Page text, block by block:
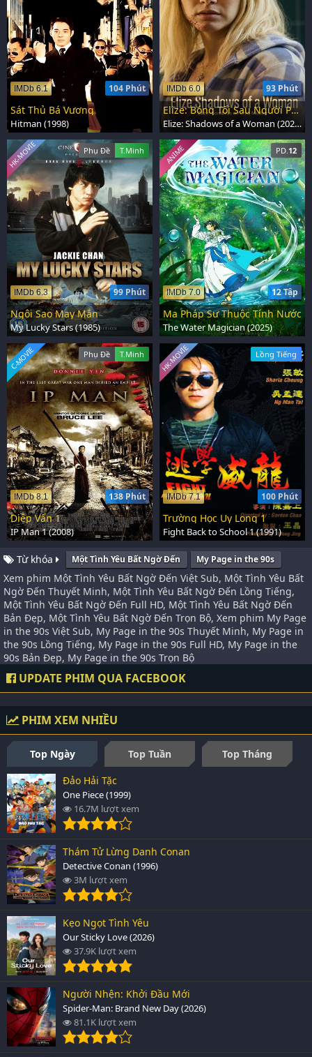
104 Phút
IMDb 6.1
Sát Thủ Bá Vương
Hitman (1998)
93 Phút
IMDb 6.0
Elize: Bóng Tối Sau Người Phụ Nữ
Elize: Shadows of a Woman (2026)
Phụ Đề T.Minh
99 Phút
IMDb 6.3
HK-MOVIE
Ngôi Sao May Mắn
My Lucky Stars (1985)
PD.12
12 Tập
IMDb 7.0
ANIME
Ma Pháp Sư Thuộc Tính Nước
The Water Magician (2025)
Phụ Đề T.Minh
138 Phút
IMDb 8.1
C-MOVIE
Diệp Vấn 1
IP Man 1 (2008)
Lồng Tiếng
100 Phút
IMDb 7.1
HK-MOVIE
Trường Học Uy Long 1
Fight Back to School 1 (1991)
Từ khóa Một Tình Yêu Bất Ngờ Đến My Page in the 90s
Xem phim Một Tình Yêu Bất Ngờ Đến Việt Sub, Một Tình Yêu Bất
Ngờ Đến Thuyết Minh, Một Tình Yêu Bất Ngờ Đến Lồng Tiếng,
Một Tình Yêu Bất Ngờ Đến Full HD, Một Tình Yêu Bất Ngờ Đến
Bản Đẹp, Một Tình Yêu Bất Ngờ Đến Trọn Bộ, Xem phim My Page
in the 90s Việt Sub, My Page in the 90s Thuyết Minh, My Page in
the 90s Lồng Tiếng, My Page in the 90s Full HD, My Page in the
90s Bản Đẹp, My Page in the 90s Trọn Bộ
UPDATE PHIM QUA FACEBOOK
PHIM XEM NHIỀU
Top Ngày Top Tuần
Top Tháng
Đảo Hải Tặc
One Piece (1999)
16.7M lượt xem
Thám Tử Lừng Danh Conan
Detective Conan (1996)
3M lượt xem
Kẹo Ngọt Tình Yêu
Our Sticky Love (2026)
37.9K lượt xem
Người Nhện: Khởi Đầu Mới
Spider-Man: Brand New Day (2026)
81.1K lượt xem